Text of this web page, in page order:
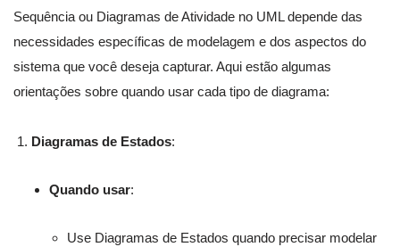
Sequência ou Diagramas de Atividade no UML depende das
necessidades específicas de modelagem e dos aspectos do
sistema que você deseja capturar. Aqui estão algumas
orientações sobre quando usar cada tipo de diagrama:
Diagramas de Estados:
Quando usar:
Use Diagramas de Estados quando precisar modelar